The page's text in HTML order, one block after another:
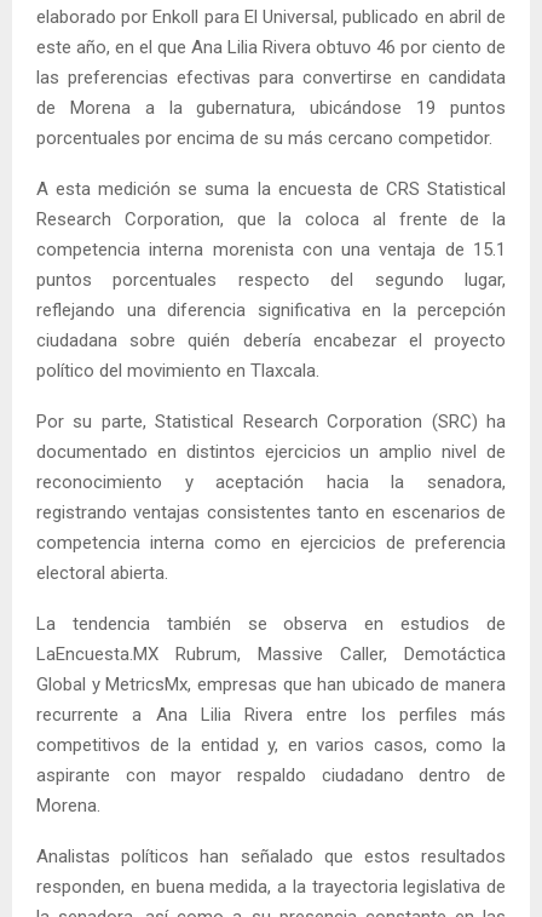
elaborado por Enkoll para El Universal, publicado en abril de
este año, en el que Ana Lilia Rivera obtuvo 46 por ciento de
las preferencias efectivas para convertirse en candidata
de Morena a la gubernatura, ubicándose 19 puntos
porcentuales por encima de su más cercano competidor.
A esta medición se suma la encuesta de CRS Statistical
Research Corporation, que la coloca al frente de la
competencia interna morenista con una ventaja de 15.1
puntos porcentuales respecto del segundo lugar,
reflejando una diferencia significativa en la percepción
ciudadana sobre quién debería encabezar el proyecto
político del movimiento en Tlaxcala.
Por su parte, Statistical Research Corporation (SRC) ha
documentado en distintos ejercicios un amplio nivel de
reconocimiento y aceptación hacia la senadora,
registrando ventajas consistentes tanto en escenarios de
competencia interna como en ejercicios de preferencia
electoral abierta.
La tendencia también se observa en estudios de
LaEncuesta.MX Rubrum, Massive Caller, Demotáctica
Global y MetricsMx, empresas que han ubicado de manera
recurrente a Ana Lilia Rivera entre los perfiles más
competitivos de la entidad y, en varios casos, como la
aspirante con mayor respaldo ciudadano dentro de
Morena.
Analistas políticos han señalado que estos resultados
responden, en buena medida, a la trayectoria legislativa de